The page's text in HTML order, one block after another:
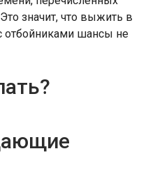
значит, что выжить в
отбойниками шансы не